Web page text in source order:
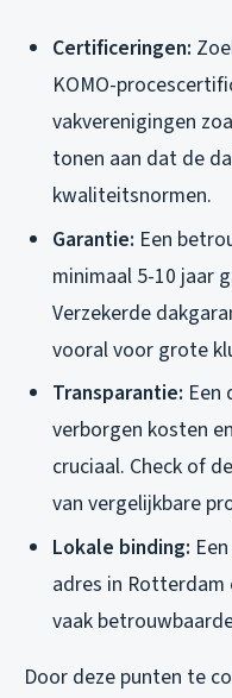
Certificeringen:
KOMO-
vakverenigingen
tonen aan dat de
kwaliteitsnormen.
Garantie: Een
minimaal 5-10 jaar
Verzekerde
vooral voor grote
Transparantie: Een
verborgen kosten
cruciaal. Check of
van vergelijkbare
Lokale binding:
adres in Rotterdam
vaak
Door deze punten te